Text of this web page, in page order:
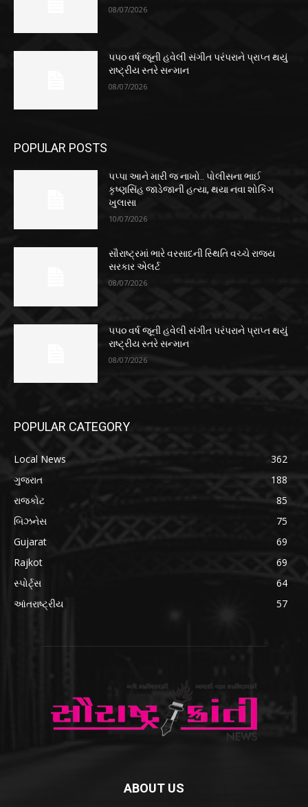
08/07/2026
૫૫૦ વર્ષ જૂની હવેલી સંગીત પરંપરાને પ્રાપ્ત થયું
રાષ્ટ્રીય સ્તરે સન્માન
08/07/2026
POPULAR POSTS
પપ્પા આને મારી જ નાખો.. પોલીસના ભાઈ
કૃષ્ણસિંહ જાડેજાની હત્યા, થયા નવા શોકિંગ
ખુલાસા
10/07/2026
સૌરાષ્ટ્રમાં ભારે વરસાદની સ્થિતિ વચ્ચે રાજ્ય
સરકાર એલર્ટ
08/07/2026
૫૫૦ વર્ષ જૂની હવેલી સંગીત પરંપરાને પ્રાપ્ત થયું
રાષ્ટ્રીય સ્તરે સન્માન
08/07/2026
POPULAR CATEGORY
Local News
362
ગુજરાત
188
રાજકોટ
85
બિઝનેસ
75
Gujarat
69
Rajkot
69
સ્પોર્ટ્સ
64
આંતરાષ્ટ્રીય
57
ABOUT US